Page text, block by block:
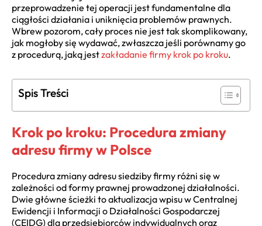
przeprowadzenie tej operacji jest fundamentalne dla
ciągłości działania i uniknięcia problemów prawnych.
Wbrew pozorom, cały proces nie jest tak skomplikowany,
jak mogłoby się wydawać, zwłaszcza jeśli porównamy go
z procedurą, jaką jestzakładanie firmy krok po kroku.
Spis Treści
Krok po kroku: Procedura zmiany
adresu firmy w Polsce
Procedura zmiany adresu siedziby firmy różni się w
zależności od formy prawnej prowadzonej działalności.
Dwie główne ścieżki to aktualizacja wpisu w Centralnej
Ewidencji i Informacji o Działalności Gospodarczej
(CEIDG) dla przedsiębiorców indywidualnych oraz